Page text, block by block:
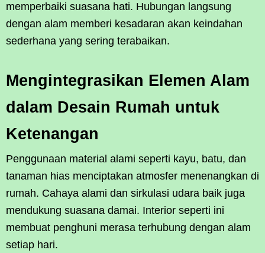
memperbaiki suasana hati. Hubungan langsung
dengan alam memberi kesadaran akan keindahan
sederhana yang sering terabaikan.
Mengintegrasikan Elemen Alam
dalam Desain Rumah untuk
Ketenangan
Penggunaan material alami seperti kayu, batu, dan
tanaman hias menciptakan atmosfer menenangkan di
rumah. Cahaya alami dan sirkulasi udara baik juga
mendukung suasana damai. Interior seperti ini
membuat penghuni merasa terhubung dengan alam
setiap hari.